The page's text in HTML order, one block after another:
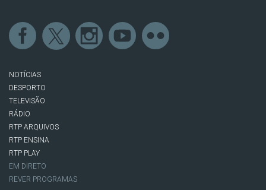
NOTÍCIAS
DESPORTO
TELEVISÃO
RÁDIO
RTP ARQUIVOS
RTP ENSINA
RTP PLAY
EM DIRETO
REVER PROGRAMAS